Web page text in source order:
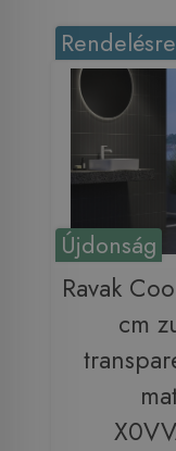
Újdonság
Rendelésre
Ravak
cm